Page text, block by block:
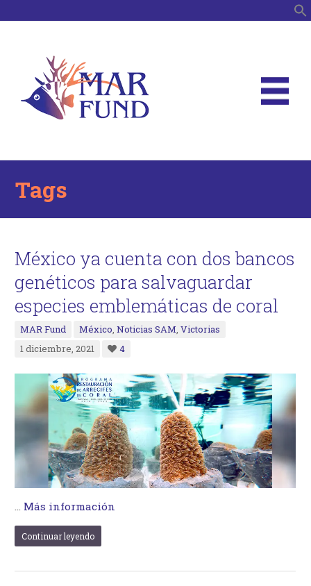
Tags
México ya cuenta con dos bancos
genéticos para salvaguardar
especies emblemáticas de coral
MAR Fund México,Noticias SAM,Victorias
1 diciembre, 2021
4
… Más información
Continuar leyendo